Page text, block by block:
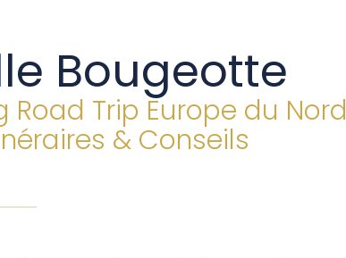
Bougeotte
Road Trip Europe du Nord
& Conseils